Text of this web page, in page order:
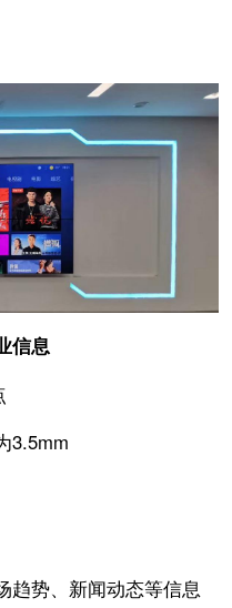
信息
3.5mm
趋势、新闻动态等信息